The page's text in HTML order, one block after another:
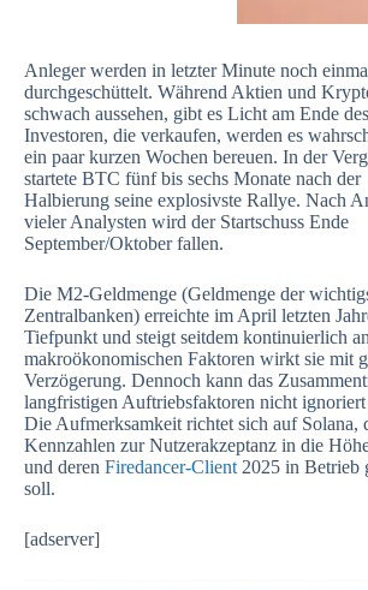
Anleger werden in letzter Minute noch
durchgeschüttelt. Während Aktien und
schwach aussehen, gibt es Licht am Ende
Investoren, die verkaufen, werden es
ein paar kurzen Wochen bereuen. In der
startete BTC fünf bis sechs Monate nach der
Halbierung seine explosivste Rallye. Nach
vieler Analysten wird der Startschuss Ende
September/Oktober fallen.
Die M2-Geldmenge (Geldmenge der
Zentralbanken) erreichte im April letzten
Tiefpunkt und steigt seitdem kontinuierlich
makroökonomischen Faktoren wirkt sie mit
Verzögerung. Dennoch kann das
langfristigen Auftriebsfaktoren nicht
Die Aufmerksamkeit richtet sich auf Solana,
Kennzahlen zur Nutzerakzeptanz in die
und deren Firedancer-Client 2025 in Betrieb
soll.
[adserver]